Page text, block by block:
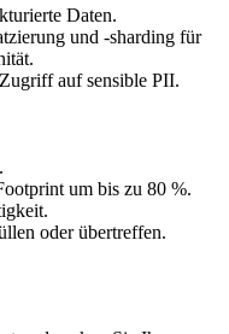
Daten.
und -sharding für
auf sensible PII.
um bis zu 80 %.
oder übertreffen.